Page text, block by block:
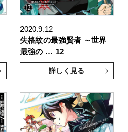
2020.9.12
失格紋の最強賢者 ～世界
最強の … 12
詳しく見る